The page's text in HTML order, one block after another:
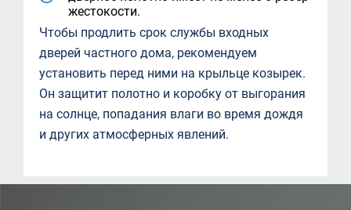
жестокости.
Чтобы продлить срок службы входных
дверей частного дома, рекомендуем
установить перед ними на крыльце козырек.
Он защитит полотно и коробку от выгорания
на солнце, попадания влаги во время дождя
и других атмосферных явлений.